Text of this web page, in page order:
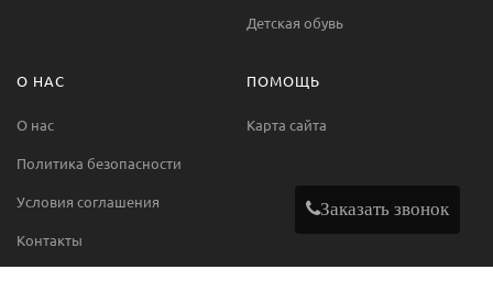
Детская обувь
О НАС
О нас
Политика безопасности
Условия соглашения
Контакты
ПОМОЩЬ
Карта сайта
Заказать звонок